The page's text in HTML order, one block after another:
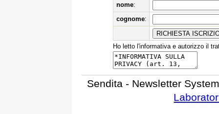
nome:
cognome:
Ho letto l'informativa e autorizzo il
Sendita - Newsletter